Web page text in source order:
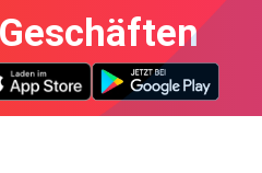
Geschäften